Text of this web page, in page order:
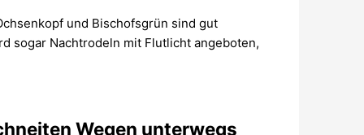
und Bischofsgrün sind gut
sogar Nachtrodeln mit Flutlicht angeboten,
Wegen unterwegs